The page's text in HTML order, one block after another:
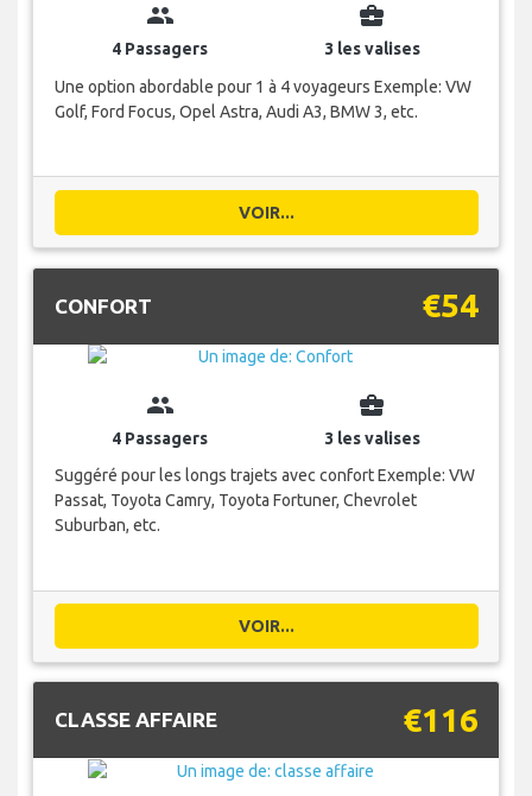
group
4 Passagers
business_center
3 les valises
Une option abordable pour 1 à 4 voyageurs Exemple: VW
Golf, Ford Focus, Opel Astra, Audi A3, BMW 3, etc.
VOIR...
CONFORT €54
group
4 Passagers
business_center
3 les valises
Suggéré pour les longs trajets avec confort Exemple: VW
Passat, Toyota Camry, Toyota Fortuner, Chevrolet
Suburban, etc.
VOIR...
CLASSE AFFAIRE €116